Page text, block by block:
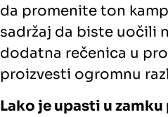
da promenite ton
sadržaj da biste uočili
dodatna rečenica u
proizvesti ogromnu
Lako je upasti u